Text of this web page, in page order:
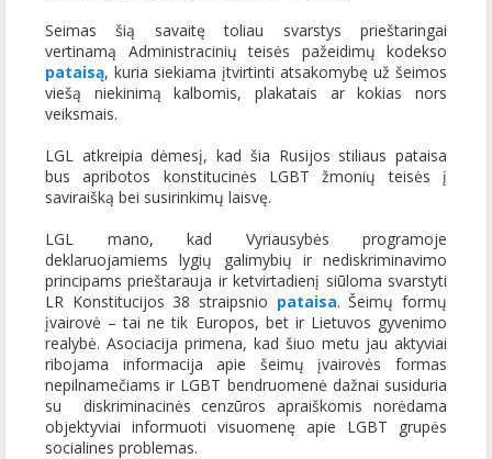
Seimas šią savaitę toliau svarstys prieštaringai
vertinamą Administracinių teisės pažeidimų kodekso
pataisą, kuria siekiama įtvirtinti atsakomybę už šeimos
viešą niekinimą kalbomis, plakatais ar kokias nors
veiksmais.
LGL atkreipia dėmesį, kad šia Rusijos stiliaus pataisa
bus apribotos konstitucinės LGBT žmonių teisės į
saviraišką bei susirinkimų laisvę.
LGL mano, kad Vyriausybės programoje
deklaruojamiems lygių galimybių ir nediskriminavimo
principams prieštarauja ir ketvirtadienį siūloma svarstyti
LR Konstitucijos 38 straipsnio pataisa. Šeimų formų
įvairovė – tai ne tik Europos, bet ir Lietuvos gyvenimo
realybė. Asociacija primena, kad šiuo metu jau aktyviai
ribojama informacija apie šeimų įvairovės formas
nepilnamečiams ir LGBT bendruomenė dažnai susiduria
su diskriminacinės cenzūros apraiškomis norėdama
objektyviai informuoti visuomenę apie LGBT grupės
socialines problemas.